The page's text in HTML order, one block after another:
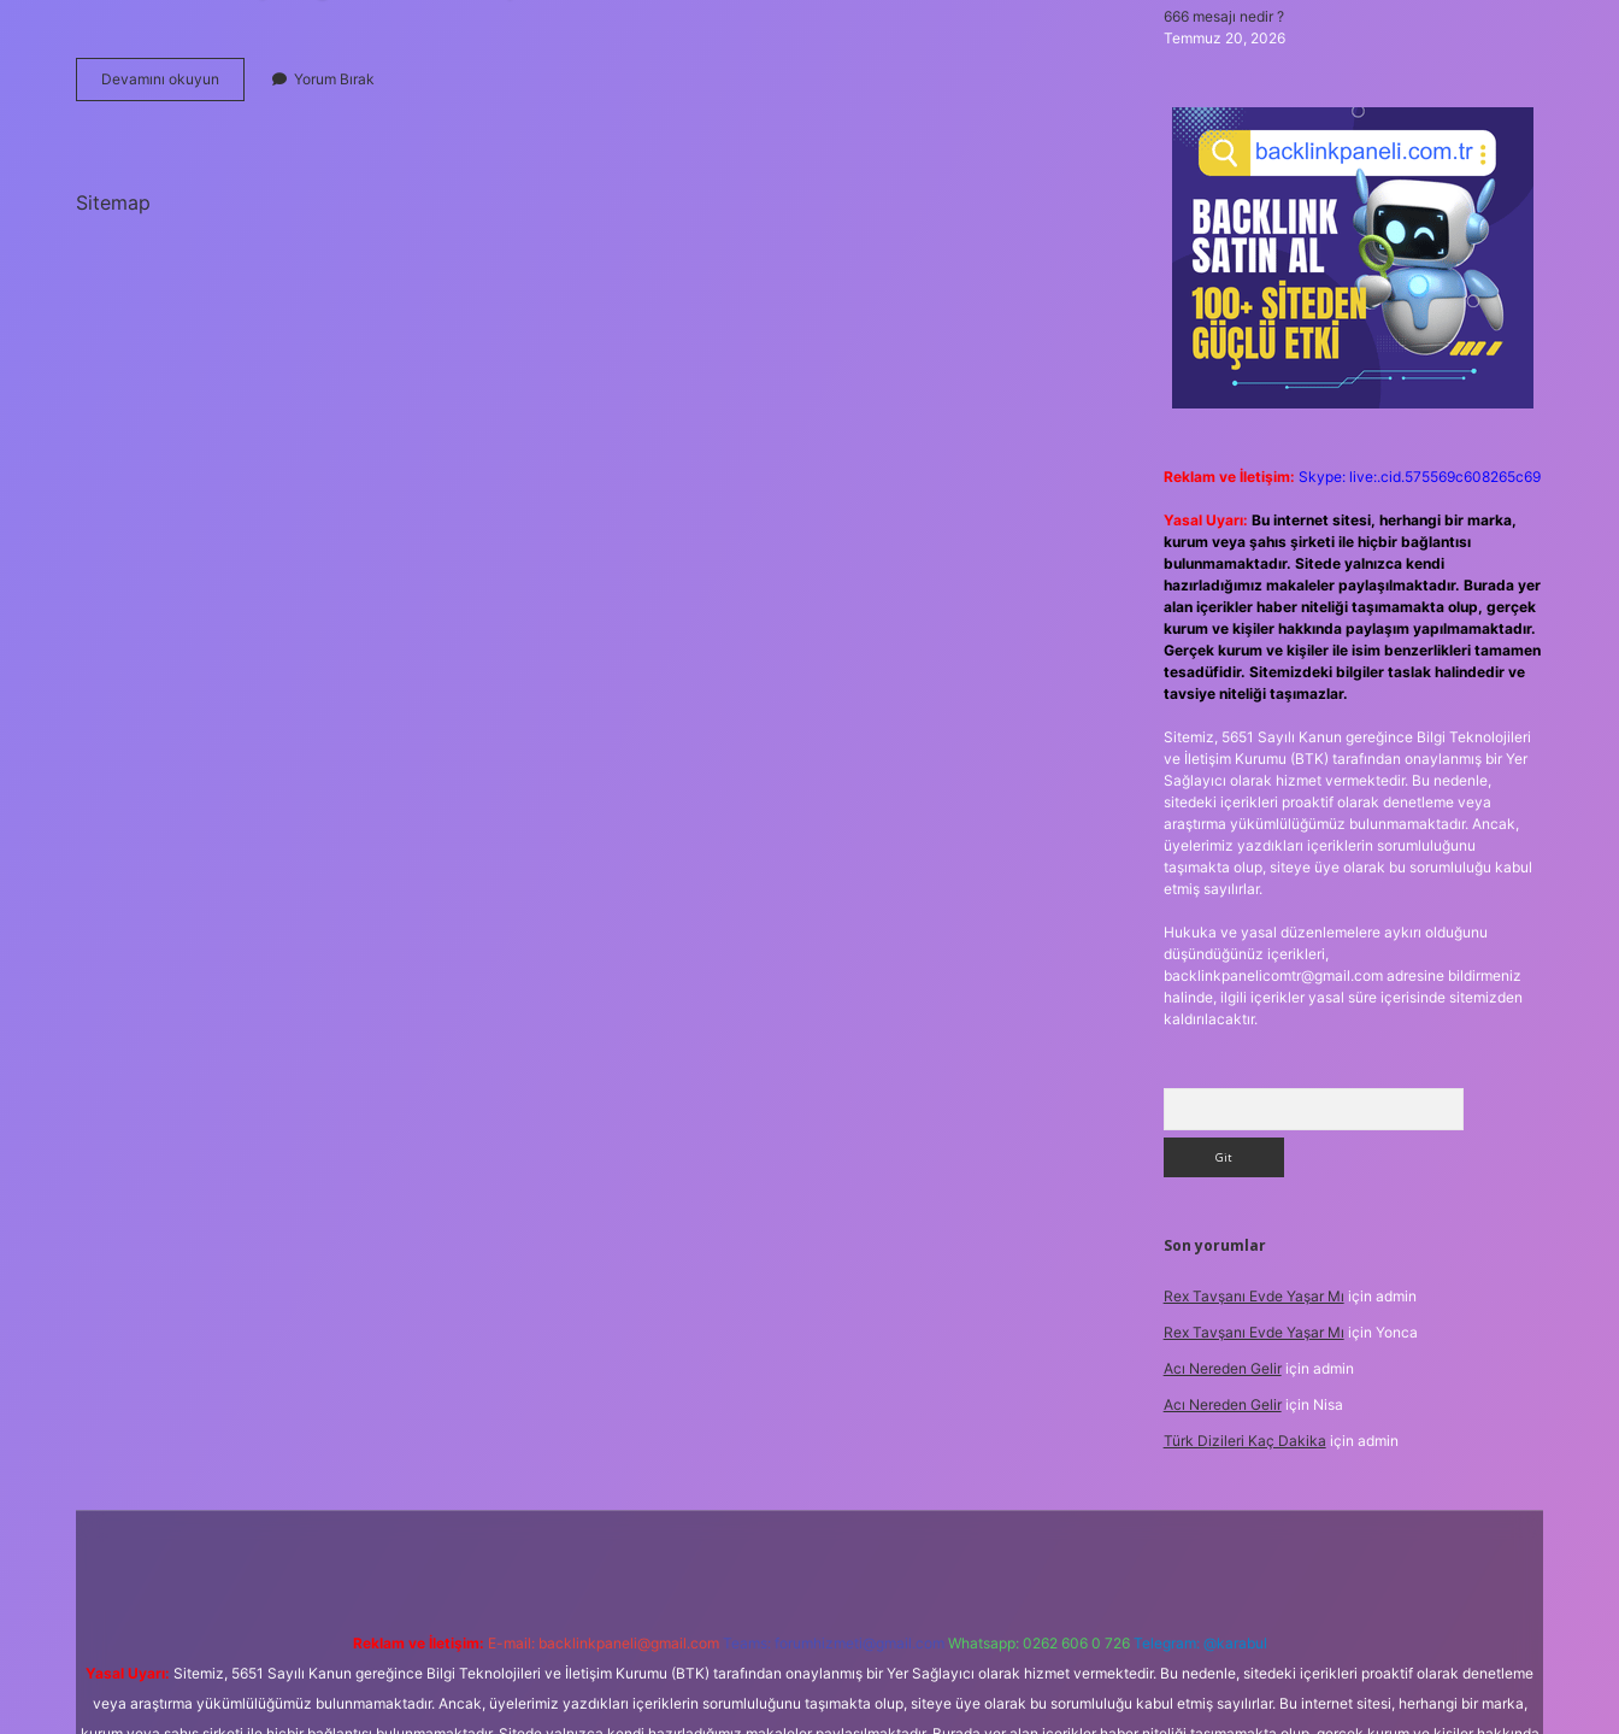
Devamını okuyun
Nasıl
Yorum Bırak
Sitemap
666 mesajı nedir ?
Temmuz 20, 2026
Reklam ve İletişim: Skype: live:.cid.575569c608265c69
Yasal Uyarı: Bu internet sitesi, herhangi bir marka,
kurum veya şahıs şirketi ile hiçbir bağlantısı
bulunmamaktadır. Sitede yalnızca kendi
hazırladığımız makaleler paylaşılmaktadır. Burada yer
alan içerikler haber niteliği taşımamakta olup, gerçek
kurum ve kişiler hakkında paylaşım yapılmamaktadır.
Gerçek kurum ve kişiler ile isim benzerlikleri tamamen
tesadüfidir. Sitemizdeki bilgiler taslak halindedir ve
tavsiye niteliği taşımazlar.
Sitemiz, 5651 Sayılı Kanun gereğince Bilgi Teknolojileri
ve İletişim Kurumu (BTK) tarafından onaylanmış bir Yer
Sağlayıcı olarak hizmet vermektedir. Bu nedenle,
sitedeki içerikleri proaktif olarak denetleme veya
araştırma yükümlülüğümüz bulunmamaktadır. Ancak,
üyelerimiz yazdıkları içeriklerin sorumluluğunu
taşımakta olup, siteye üye olarak bu sorumluluğu kabul
etmiş sayılırlar.
Hukuka ve yasal düzenlemelere aykırı olduğunu
düşündüğünüz içerikleri,
backlinkpanelicomtr@gmail.comadresine bildirmeniz
halinde, ilgili içerikler yasal süre içerisinde sitemizden
kaldırılacaktır.
Son yorumlar
Rex Tavşanı Evde Yaşar Mı için admin
Rex Tavşanı Evde Yaşar Mı için Yonca
Acı Nereden Geliriçin admin
Acı Nereden Geliriçin Nisa
Türk Dizileri Kaç Dakika için admin
Reklam ve İletişim: E-mail: backlinkpaneli@gmail.com Teams: forumhizmeti@gmail.com Whatsapp: 0262 606 0 726 Telegram: @karabul
Yasal Uyarı: Sitemiz, 5651 Sayılı Kanun gereğince Bilgi Teknolojileri ve İletişim Kurumu (BTK) tarafından onaylanmış bir Yer Sağlayıcı olarak hizmet vermektedir. Bu nedenle, sitedeki içerikleri proaktif olarak denetleme
veya araştırma yükümlülüğümüz bulunmamaktadır. Ancak, üyelerimiz yazdıkları içeriklerin sorumluluğunu taşımakta olup, siteye üye olarak bu sorumluluğu kabul etmiş sayılırlar. Bu internet sitesi, herhangi bir marka,